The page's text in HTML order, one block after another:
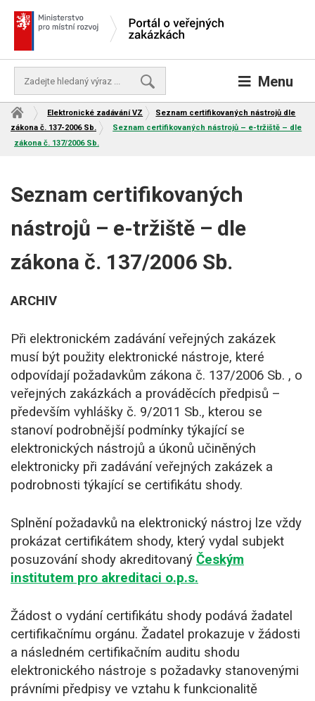
content
Menu
Elektronické zadávání VZ
Seznam certifikovaných nástrojů dle
zákona č. 137-2006 Sb.
Seznam certifikovaných nástrojů – e-tržiště – dle
zákona č. 137/2006 Sb.
Seznam certifikovaných
nástrojů – e-tržiště – dle
zákona č. 137/2006 Sb.
ARCHIV
Při elektronickém zadávání veřejných zakázek
musí být použity elektronické nástroje, které
odpovídají požadavkům zákona č. 137/2006 Sb. , o
veřejných zakázkách a prováděcích předpisů –
především vyhlášky č. 9/2011 Sb., kterou se
stanoví podrobnější podmínky týkající se
elektronických nástrojů a úkonů učiněných
elektronicky při zadávání veřejných zakázek a
podrobnosti týkající se certifikátu shody.
Splnění požadavků na elektronický nástroj lze vždy
prokázat certifikátem shody, který vydal subjekt
posuzování shody akreditovaný Českým
institutem pro akreditaci o.p.s.
Žádost o vydání certifikátu shody podává žadatel
certifikačnímu orgánu. Žadatel prokazuje v žádosti
a následném certifikačním auditu shodu
elektronického nástroje s požadavky stanovenými
právními předpisy ve vztahu k funkcionalitě